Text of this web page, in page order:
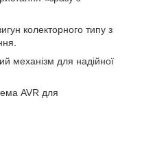
колекторного типу з
механізм для надійної
AVR для